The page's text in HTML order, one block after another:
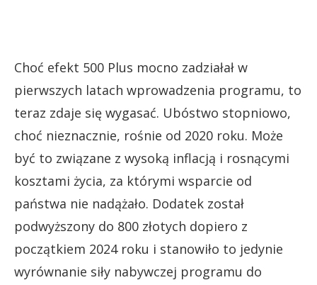
Choć efekt 500 Plus mocno zadziałał w
pierwszych latach wprowadzenia programu, to
teraz zdaje się wygasać. Ubóstwo stopniowo,
choć nieznacznie, rośnie od 2020 roku. Może
być to związane z wysoką inflacją i rosnącymi
kosztami życia, za którymi wsparcie od
państwa nie nadążało. Dodatek został
podwyższony do 800 złotych dopiero z
początkiem 2024 roku i stanowiło to jedynie
wyrównanie siły nabywczej programu do